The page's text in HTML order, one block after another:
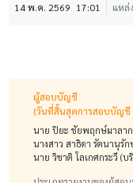
14 พ.ค. 2569 17:01 แหล่
ผู้สอบบัญชี
(วันที่สิ้นสุดการสอบบัญชี
นาย ปิยะ ชัยพฤกษ์มาลาก
นางสาว สาธิดา รัตนานุรั
นาย วิชาติ โลเกศกระวี (